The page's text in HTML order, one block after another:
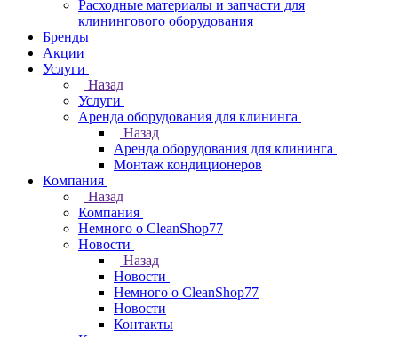
Расходные материалы и запчасти для
клинингового оборудования
Бренды
Акции
Услуги
Назад
Услуги
Аренда оборудования для клининга
Назад
Аренда оборудования для клининга
Монтаж кондиционеров
Компания
Назад
Компания
Немного о CleanShop77
Новости
Назад
Новости
Немного о CleanShop77
Новости
Контакты